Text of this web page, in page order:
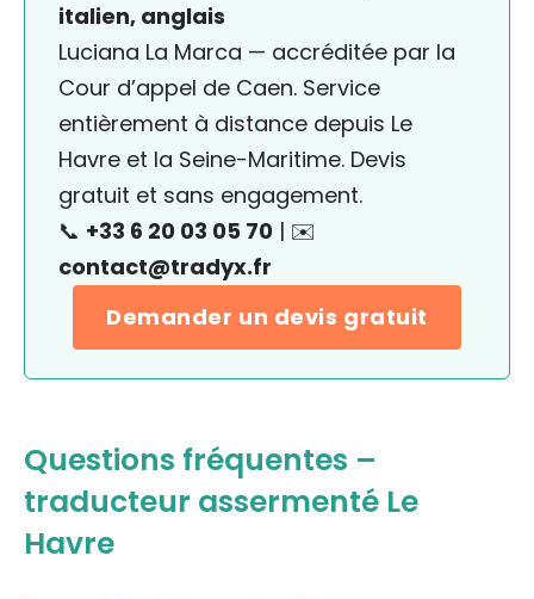
italien, anglais
Luciana La Marca — accréditée par la
Cour d’appel de Caen. Service
entièrement à distance depuis Le
Havre et la Seine-Maritime. Devis
gratuit et sans engagement.
📞 +33 6 20 03 05 70 | ✉️
contact@tradyx.fr
Demander un devis gratuit
Questions fréquentes –
traducteur assermenté Le
Havre